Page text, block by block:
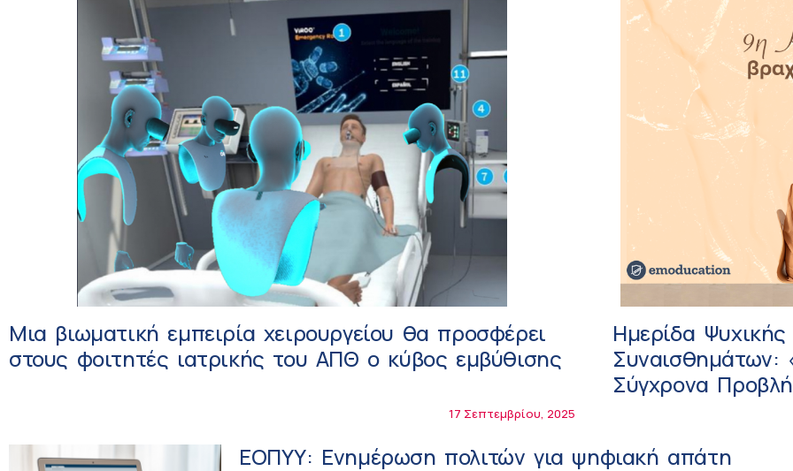
Μια βιωματική εμπειρία χειρουργείου θα προσφέρει
στους φοιτητές ιατρικής του ΑΠΘ ο κύβος εμβύθισης
17 Σεπτεμβρίου, 2025
Ημερίδα
Συναισθημάτων:
Σύγχρονα
ΕΟΠΥΥ: Ενημέρωση πολιτών για ψηφιακή απάτη